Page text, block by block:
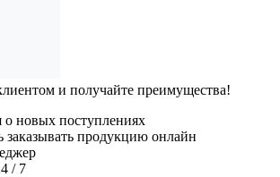
и получайте преимущества!
о новых поступлениях
заказывать продукцию онлайн
/ 7